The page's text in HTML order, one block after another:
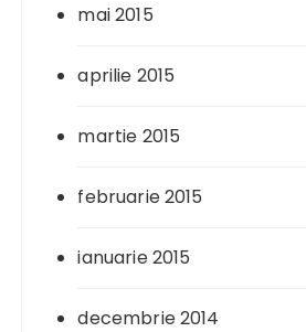
mai 2015
aprilie 2015
martie 2015
februarie 2015
ianuarie 2015
decembrie 2014